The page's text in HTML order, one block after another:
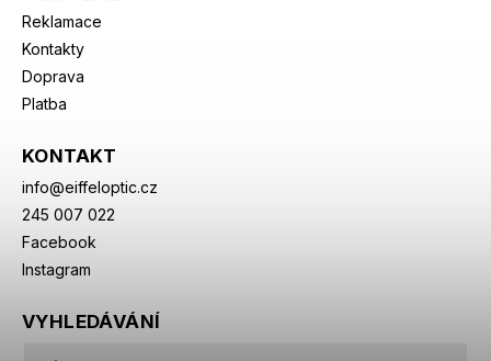
Reklamace
Kontakty
Doprava
Platba
KONTAKT
info@eiffeloptic.cz
245 007 022
Facebook
Instagram
VYHLEDÁVÁNÍ